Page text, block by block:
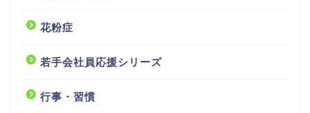
花粉症
若手会社員応援シリーズ
行事・習慣